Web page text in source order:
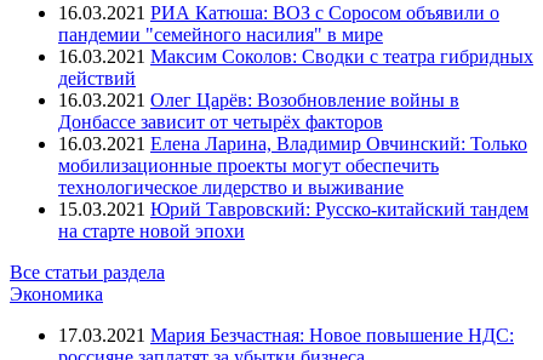
16.03.2021 РИА Катюша: ВОЗ с Соросом объявили о
пандемии "семейного насилия" в мире
16.03.2021 Максим Соколов: Сводки с театра гибридных
действий
16.03.2021 Олег Царёв: Возобновление войны в
Донбассе зависит от четырёх факторов
16.03.2021 Елена Ларина, Владимир Овчинский: Только
мобилизационные проекты могут обеспечить
технологическое лидерство и выживание
15.03.2021 Юрий Тавровский: Русско-китайский тандем
на старте новой эпохи
Все статьи раздела
Экономика
17.03.2021 Мария Безчастная: Новое повышение НДС: